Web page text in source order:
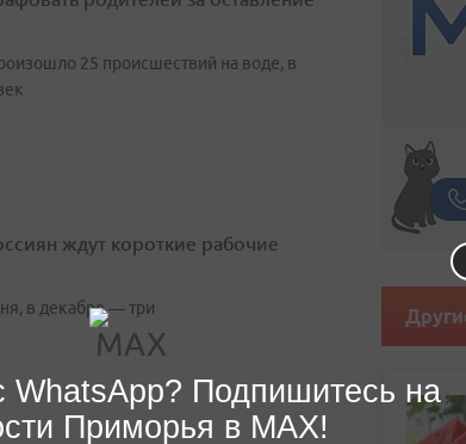
25 происшествий на воде, в
ждут короткие рабочие
в декабре — три
Подпишитесь на
Приморья в MAX!